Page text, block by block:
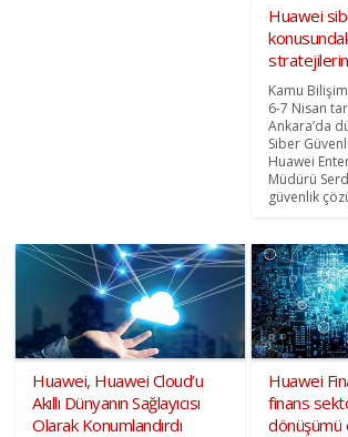
Huawei
Kamu
6-7 Nisan
Ankara’da
Siber
Huawei
Müdürü
güvenlik
Huawei, Huawei Cloud’u
Akıllı Dünyanın Sağlayıcısı
Olarak Konumlandırdı
Huawei
finans
dönüşümü